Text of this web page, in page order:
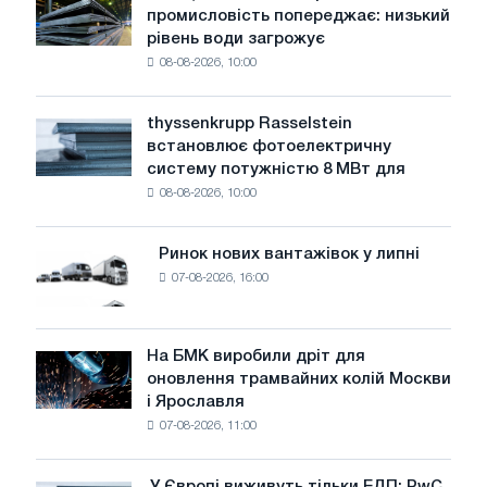
сталеливарна
промисловість
води
загрожує
промисловість попереджає: низький
рівень води загрожує
08-08-2026, 10:00
thyssenkrupp
Rasselstein
встановлює
фотоелектричну
цілей
декарбонізації
thyssenkrupp Rasselstein
встановлює фотоелектричну
систему потужністю 8 МВт для
08-08-2026, 10:00
Ринок
нових
вантажівок
у
липні
Ринок нових вантажівок у липні
07-08-2026, 16:00
На
БМК
виробили
На БМК виробили дріт для
оновлення трамвайних колій Москви
і Ярославля
07-08-2026, 11:00